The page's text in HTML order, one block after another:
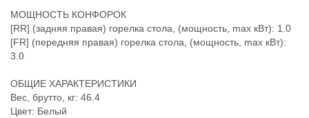
МОЩНОСТЬ КОНФОРОК
[RR] (задняя правая) горелка стола, (мощность, max кВт): 1.0
[FR] (передняя правая) горелка стола, (мощность, max кВт):
3.0
ОБЩИЕ ХАРАКТЕРИСТИКИ
Вес, брутто, кг: 46.4
Цвет: Белый